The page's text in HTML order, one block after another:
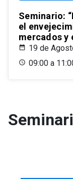
Seminario:
el
mercados y
19 de
09:00 a